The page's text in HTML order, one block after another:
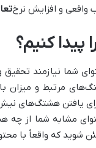
و افزایش نرخ
کنیم؟
شما نیازمند
مرتبط و میزان
یافتن هشتگ‌های
مشابه شما از
که واقعاً با